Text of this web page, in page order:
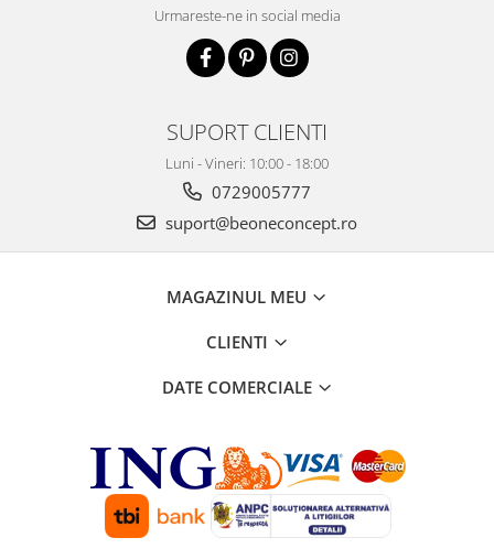
Urmareste-ne in social media
SUPORT CLIENTI
Luni - Vineri: 10:00 - 18:00
0729005777
suport@beoneconcept.ro
MAGAZINUL MEU
CLIENTI
DATE COMERCIALE